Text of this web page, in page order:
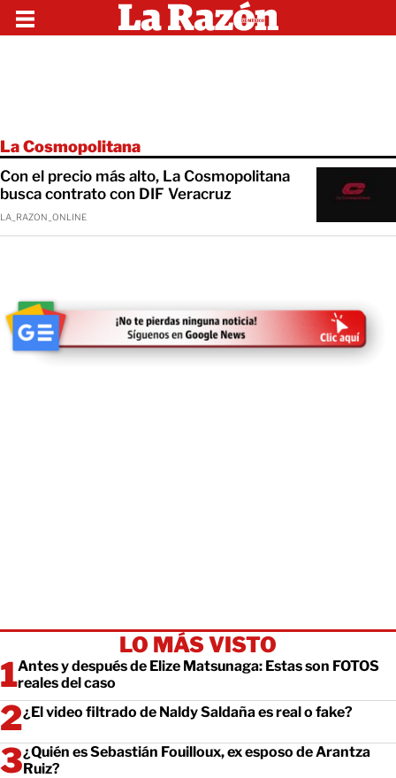
La Cosmopolitana
Con el precio más alto, La Cosmopolitana
busca contrato con DIF Veracruz
LA_RAZON_ONLINE
LO MÁS VISTO
Antes y después de Elize Matsunaga: Estas son FOTOS
reales del caso
¿El video filtrado de Naldy Saldaña es real o fake?
¿Quién es Sebastián Fouilloux, ex esposo de Arantza
Ruiz?